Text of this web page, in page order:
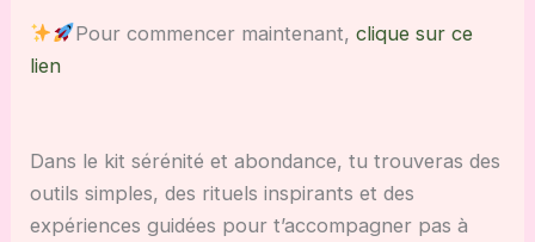
Pour commencer maintenant, clique sur ce
lien
Dans le kit sérénité et abondance, tu trouveras des
outils simples, des rituels inspirants et des
expériences guidées pour t’accompagner pas à